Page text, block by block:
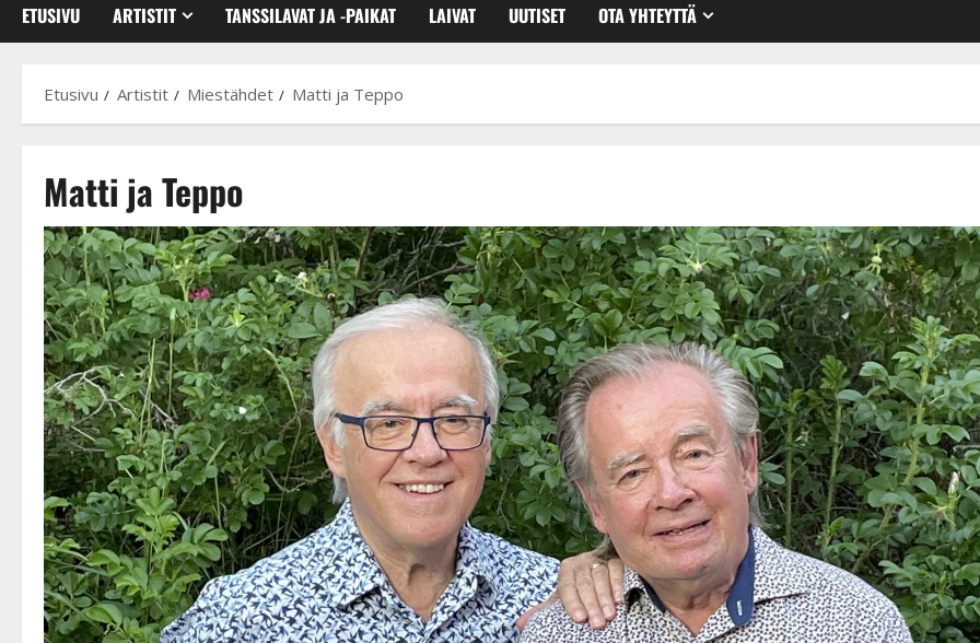
ETUSIVU ARTISTIT TANSSILAVAT JA -PAIKAT LAIVAT UUTISET OTA YHTEYTTÄ
Etusivu Artistit Miestähdet Matti ja Teppo
Matti ja Teppo